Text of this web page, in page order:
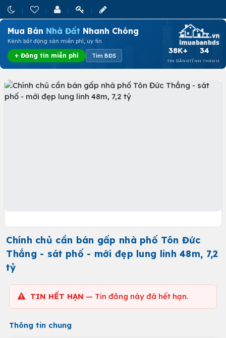
Mua Bán Nhà Đất Nhanh Chóng
Kênh bất động sản miễn phí, uy tín
+ Đăng tin miễn phí Tìm BĐS
38K+
TIN ĐĂNG
34
TỈNH THÀNH
Chính chủ cần bán gấp nhà phố Tôn Đức
Thắng - sát phố - mới đẹp lung linh 48m, 7,2
tỷ
TIN HẾT HẠN — Tin đăng này đã hết hạn.
Thông tin chung